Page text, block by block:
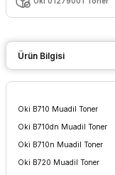
Ürün Bilgisi
Oki B710 Muadil Toner
Oki B710dn Muadil Toner
Oki B710n Muadil Toner
Oki B720 Muadil Toner